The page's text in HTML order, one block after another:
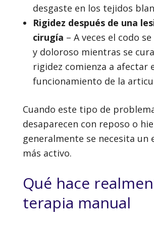
desgaste en los tejidos
Rigidez después de una
cirugía – A veces el codo
y doloroso mientras se
rigidez comienza a afectar
funcionamiento de la
Cuando este tipo de
desaparecen con reposo o
generalmente se necesita un
más activo.
Qué hace
terapia manual